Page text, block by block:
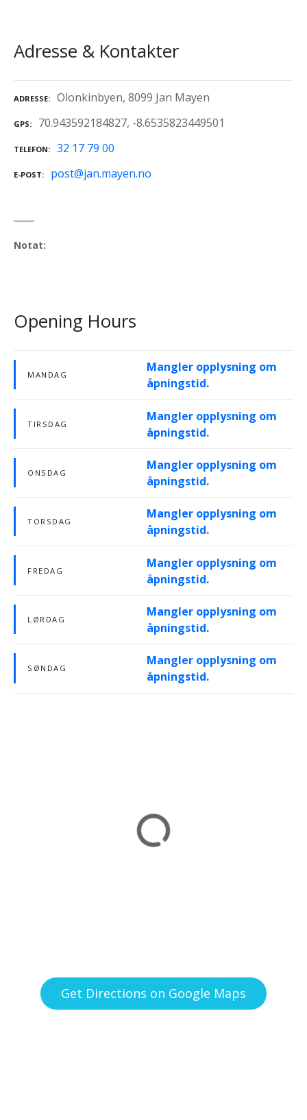
Adresse & Kontakter
ADRESSE Olonkinbyen, 8099 Jan Mayen
GPS 70.943592184827, -8.6535823449501
TELEFON 32 17 79 00
E-POST post@jan.mayen.no
Notat:
Opening Hours
MANDAG
Mangler opplysning om
åpningstid.
TIRSDAG
Mangler opplysning om
åpningstid.
ONSDAG
Mangler opplysning om
åpningstid.
TORSDAG
Mangler opplysning om
åpningstid.
FREDAG
Mangler opplysning om
åpningstid.
LØRDAG
Mangler opplysning om
åpningstid.
SØNDAG
Mangler opplysning om
åpningstid.
Get Directions on Google Maps